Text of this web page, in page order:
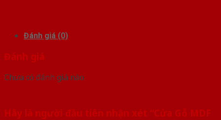
Đánh giá (0)
Đánh giá
Chưa có đánh giá nào.
Hãy là người đầu tiên nhận xét “Cửa Gỗ MDF